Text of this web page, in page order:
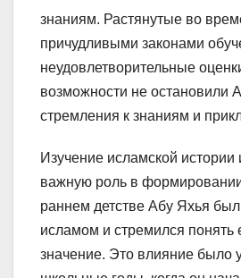
знаниям. Растянутые во
причудливыми законами
неудовлетворительные
возможности не остановили
стремления к знаниям и
Изучение исламской истории
важную роль в
раннем детстве Абу Яхья был
исламом и стремился понять
значение. Это влияние было